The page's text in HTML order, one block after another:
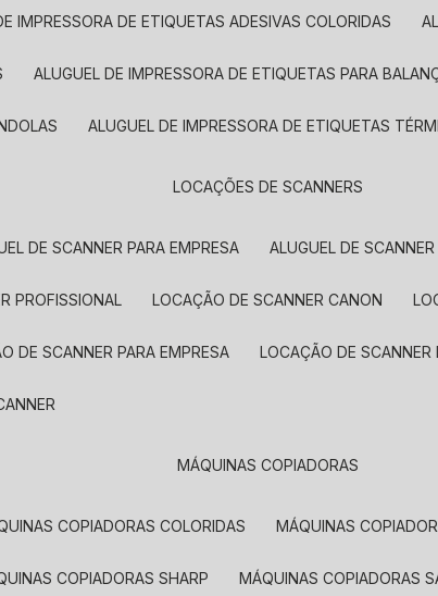
IMPRESSORA DE ETIQUETAS ADESIVAS COLORIDAS
ALUGUEL DE IMPRESSORA DE ETIQUETAS PARA
ALUGUEL DE IMPRESSORA DE ETIQUETAS
LOCAÇÕES DE SCANNERS
DE SCANNER PARA EMPRESA ALUGUEL DE
PROFISSIONAL LOCAÇÃO DE SCANNER CANON
DE SCANNER PARA EMPRESA LOCAÇÃO DE SCANNER
MÁQUINAS COPIADORAS
COPIADORAS COLORIDAS MÁQUINAS
COPIADORAS SHARP MÁQUINAS COPIADORAS